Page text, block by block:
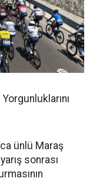
ünlü Maraş
sonrası